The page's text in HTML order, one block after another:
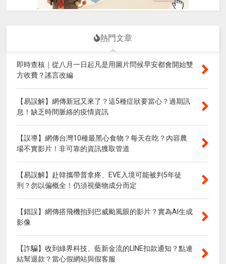
熱門文章
即時查核｜從八月一日起凡是用圖片問候早安都會開始雙
方收費？謠言改編
【易誤解】網傳新冠又來了？這5種症狀要當心？過期訊
息！缺乏時間脈絡的疫情資訊
【誤導】網傳台灣10種最黑心食物？每天在吃？內容農
場不實影片！非可靠的資訊獲取管道
【易誤解】赴韓攜帶普拿疼、EVE入境可能被判5年徒
刑？勿以偏概全！仍須視藥物成分而定
【錯誤】網傳搭飛機拍到巴威颱風眼的影片？實為AI生成
影像
【詐騙】收到綠界科技、藍新金流的LINE扣款通知？點連
結幫退款？當心假網站與假客服